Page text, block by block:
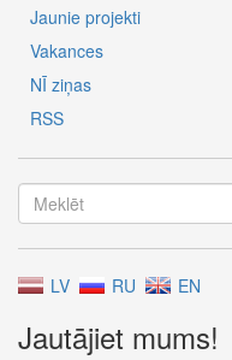
Jaunie projekti
Vakances
NĪ ziņas
RSS
LV RU EN
Jautājiet mums!